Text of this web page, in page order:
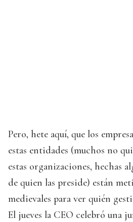
Pero, hete aquí, que los
estas entidades (muchos no
estas organizaciones, hechas
de quien las preside) están
medievales para ver quién
El jueves la CEO celebró una